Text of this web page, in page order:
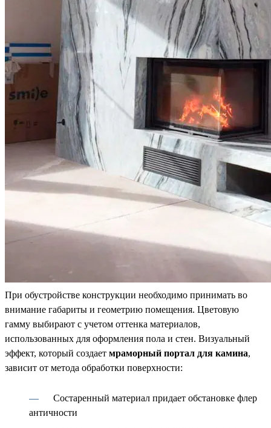
При обустройстве конструкции необходимо принимать во
внимание габариты и геометрию помещения. Цветовую
гамму выбирают с учетом оттенка материалов,
использованных для оформления пола и стен. Визуальный
эффект, который создает мраморный портал для камина,
зависит от метода обработки поверхности:
Состаренный материал придает обстановке флер
античности